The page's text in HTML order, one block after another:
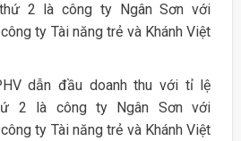
2 là công ty Ngân Sơn với
ty Tài năng trẻ và Khánh Việt
dẫn đầu doanh thu với tỉ lệ
2 là công ty Ngân Sơn với
ty Tài năng trẻ và Khánh Việt